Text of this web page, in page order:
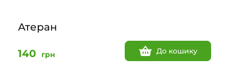
Атеран
140 грн До кошику